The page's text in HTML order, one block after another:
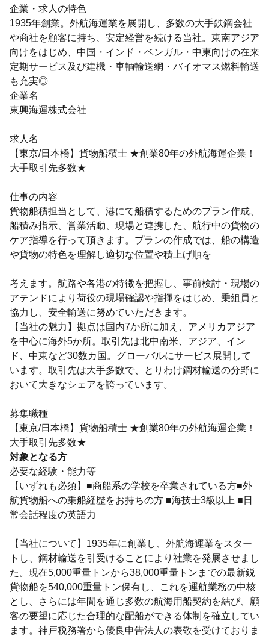
企業・求人の特色
1935年創業。外航海運業を展開し、多数の大手鉄鋼会社
や商社を顧客に持ち、安定経営を続ける当社。東南アジア
向けをはじめ、中国・インド・ベンガル・中東向けの在来
定期サービス及び建機・車輌輸送網・バイオマス燃料輸送
も充実◎
企業名
東興海運株式会社
求人名
【東京/日本橋】貨物船積士 ★創業80年の外航海運企業！
大手取引先多数★
仕事の内容
貨物船積担当として、港にて船積するためのプラン作成、
船積み指示、営業活動、現場と連携した、航行中の貨物の
ケア指導を行って頂きます。プランの作成では、船の構造
や貨物の特色を理解し適切な位置や積上げ順を
考えます。航路や各港の特徴を把握し、事前検討・現場の
アテンドにより荷役の現場確認や指揮をはじめ、乗組員と
協力し、安全輸送に努めていただきます。
【当社の魅力】拠点は国内7か所に加え、アメリカアジア
を中心に海外5か所。取引先は北中南米、アジア、イン
ド、中東など30数カ国。グローバルにサービス展開して
います。取引先は大手多数で、とりわけ鋼材輸送の分野に
おいて大きなシェアを誇っています。
募集職種
【東京/日本橋】貨物船積士 ★創業80年の外航海運企業！
大手取引先多数★
対象となる方
必要な経験・能力等
【いずれも必須】■商船系の学校を卒業されている方■外
航貨物船への乗船経歴をお持ちの方 ■海技士3級以上 ■日
常会話程度の英語力
【当社について】1935年に創業し、外航海運業をスター
トし、鋼材輸送を引受けることにより社業を発展させまし
た。現在5,000重量トンから38,000重量トンまでの最新鋭
貨物船を540,000重量トン保有し、これを運航業務の中核
とし、さらには年間を通じ多数の航海用船契約を結び、顧
客の要望に応じた合理的な配船ができる体制を確立してい
ます。神戸税務署から優良申告法人の表敬を受けておりま